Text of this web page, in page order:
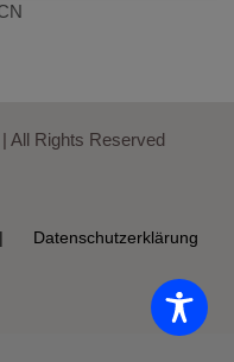
All Rights Reserved
Datenschutzerklärung